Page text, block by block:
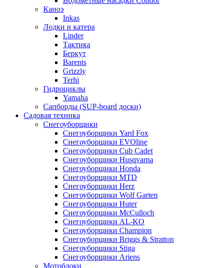
Каноэ
Inkas
Лодки и катера
Linder
Тактика
Беркут
Barents
Grizzly
Terhi
Гидроциклы
Yamaha
Сапборды (SUP-board доски)
Садовая техника
Снегоуборщики
Снегоуборщики Yard Fox
Снегоуборщики EVOline
Снегоуборщики Cub Cadet
Снегоуборщики Husqvarna
Снегоуборщики Honda
Снегоуборщики MTD
Снегоуборщики Herz
Снегоуборщики Wolf Garten
Снегоуборщики Huter
Снегоуборщики McCulloch
Снегоуборщики AL-KO
Снегоуборщики Champion
Снегоуборщики Briggs & Stratton
Снегоуборщики Stiga
Снегоуборщики Ariens
Мотоблоки